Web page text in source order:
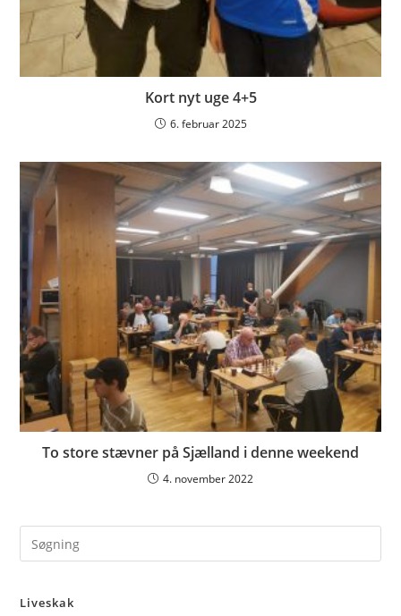
Kort nyt uge 4+5
6. februar 2025
To store stævner på Sjælland i denne weekend
4. november 2022
Liveskak